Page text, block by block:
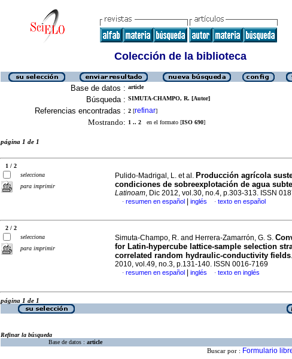
Colección de la biblioteca
Base de datos : article
Búsqueda : SIMUTA-CHAMPO, R. [Autor]
Referencias encontradas : 2 [refinar]
Mostrando: 1 .. 2 en el formato [ISO 690]
página 1 de 1
1 / 2
selecciona
para imprimir
Pulido-Madrigal, L. et al. Producción agrícola
condiciones de sobreexplotación de agua
Latinoam, Dic 2012, vol.30, no.4, p.303-313. ISSN
· resumen en español inglés · texto en español
2 / 2
selecciona
para imprimir
Simuta-Champo, R. and Herrera-Zamarrón, G. S.
for Latin-hypercube lattice-sample selection
correlated random hydraulic-conductivity fields.
2010, vol.49, no.3, p.131-140. ISSN 0016-7169
· resumen en español inglés · texto en inglés
página 1 de 1
Refinar la búsqueda
Base de datos : article
Buscar por : Formulario